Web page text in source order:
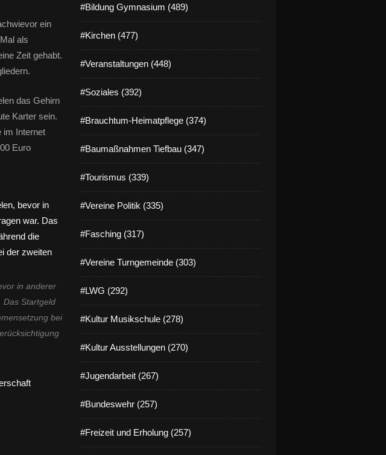
ein
als
Zeit gehabt.
das Gehirn
Karter sein.
im Internet
Euro
in anderer
Das Startgeld
bei
#Bildung Gymnasium (489)
#Kirchen (477)
#Veranstaltungen (448)
#Soziales (392)
#Brauchtum-Heimatpflege (374)
#Baumaßnahmen Tiefbau (347)
#Tourismus (339)
#Vereine Politik (335)
#Fasching (317)
#Vereine Turngemeinde (303)
#LWG (292)
#Kultur Musikschule (278)
#Kultur Ausstellungen (270)
#Jugendarbeit (267)
#Bundeswehr (257)
#Freizeit und Erholung (257)